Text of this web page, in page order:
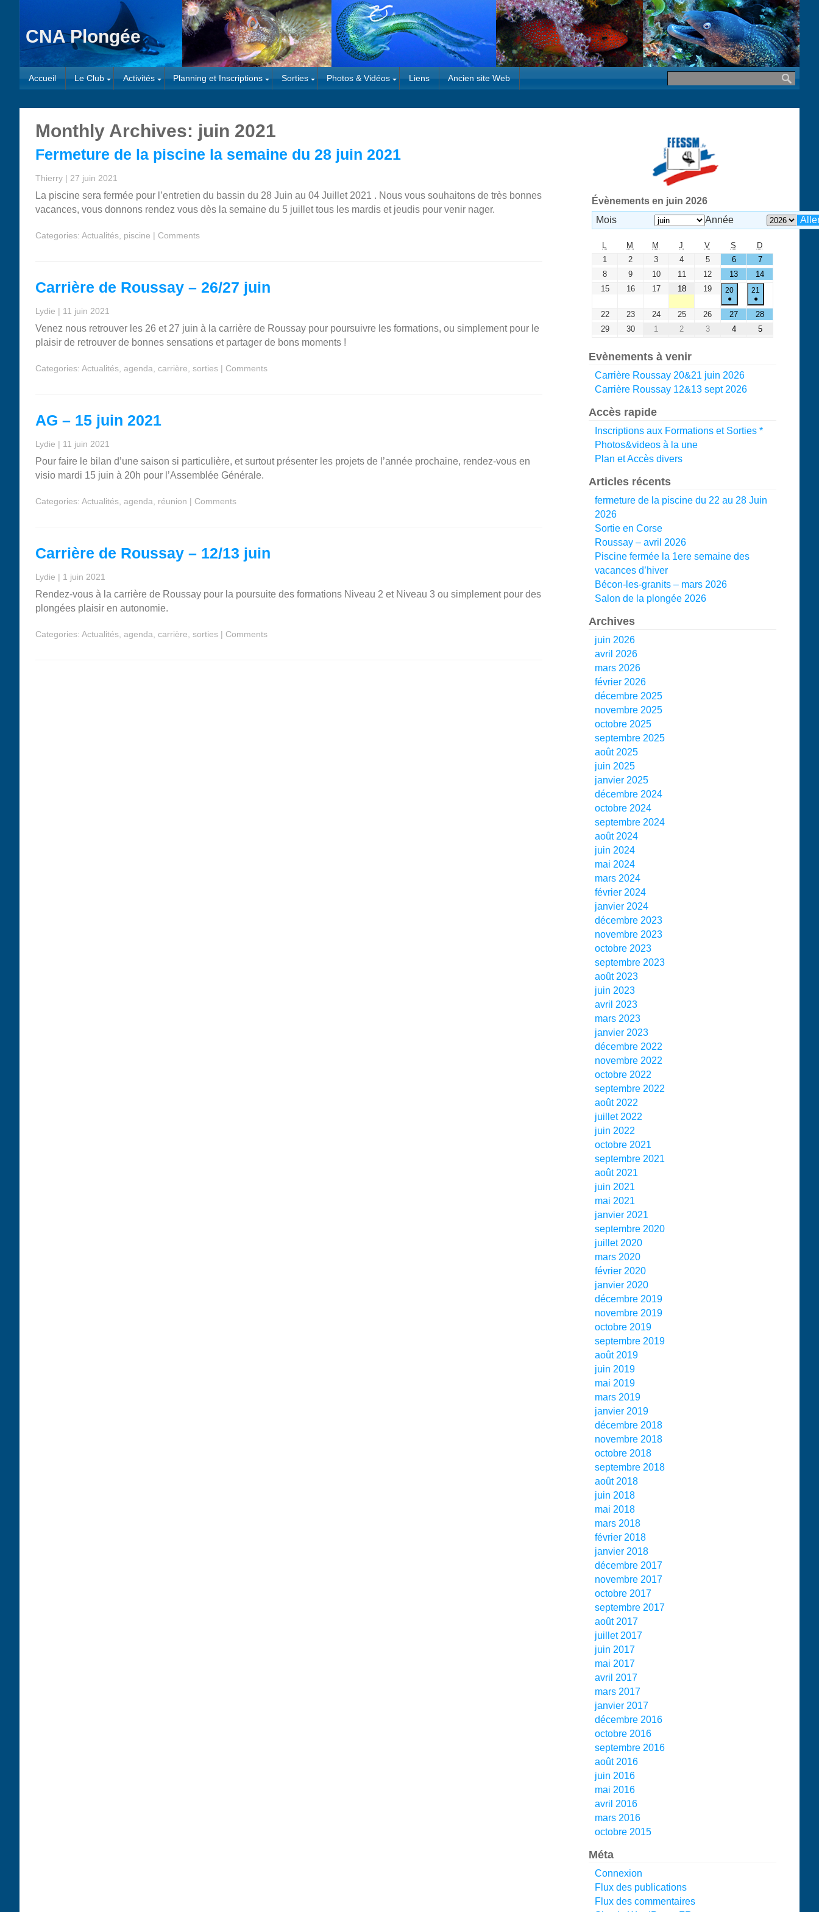
CNA Plongée
Accueil Le Club Activités Planning et Inscriptions Sorties Photos & Vidéos Liens Ancien site Web
Monthly Archives: juin 2021
Fermeture de la piscine la semaine du 28 juin 2021
Thierry | 27 juin 2021
La piscine sera fermée pour l’entretien du bassin du 28 Juin au 04 Juillet 2021 . Nous vous souhaitons de très bonnes
vacances, vous donnons rendez vous dès la semaine du 5 juillet tous les mardis et jeudis pour venir nager.
Categories: Actualités, piscine | Comments
Carrière de Roussay – 26/27 juin
Lydie | 11 juin 2021
Venez nous retrouver les 26 et 27 juin à la carrière de Roussay pour poursuivre les formations, ou simplement pour le
plaisir de retrouver de bonnes sensations et partager de bons moments !
Categories: Actualités, agenda carrière sorties | Comments
AG – 15 juin 2021
Lydie | 11 juin 2021
Pour faire le bilan d’une saison si particulière, et surtout présenter les projets de l’année prochaine, rendez-vous en
visio mardi 15 juin à 20h pour l’Assemblée Générale.
Categories: Actualités, agenda réunion | Comments
Carrière de Roussay – 12/13 juin
Lydie | 1 juin 2021
Rendez-vous à la carrière de Roussay pour la poursuite des formations Niveau 2 et Niveau 3 ou simplement pour des
plongées plaisir en autonomie.
Categories: Actualités, agenda carrière sorties | Comments
Évènements en juin 2026
Mois
Année
L M M J V S
D
1
2 3 4 5 6
7
8
9 10 11 12 13
14
15
16 17 18 19
20
●
21
●
22 23 24 25 26 27
28
29
30 1 2 3 4 5
Evènements à venir
Carrière Roussay 20&21 juin 2026
Carrière Roussay 12&13 sept 2026
Accès rapide
Inscriptions aux Formations et Sorties *
Photos&videos à la une
Plan et Accès divers
Articles récents
fermeture de la piscine du 22 au 28 Juin
2026
Sortie en Corse
Roussay – avril 2026
Piscine fermée la 1ere semaine des
vacances d’hiver
Bécon-les-granits – mars 2026
Salon de la plongée 2026
Archives
juin 2026
avril 2026
mars 2026
février 2026
décembre 2025
novembre 2025
octobre 2025
septembre 2025
août 2025
juin 2025
janvier 2025
décembre 2024
octobre 2024
septembre 2024
août 2024
juin 2024
mai 2024
mars 2024
février 2024
janvier 2024
décembre 2023
novembre 2023
octobre 2023
septembre 2023
août 2023
juin 2023
avril 2023
mars 2023
janvier 2023
décembre 2022
novembre 2022
octobre 2022
septembre 2022
août 2022
juillet 2022
juin 2022
octobre 2021
septembre 2021
août 2021
juin 2021
mai 2021
janvier 2021
septembre 2020
juillet 2020
mars 2020
février 2020
janvier 2020
décembre 2019
novembre 2019
octobre 2019
septembre 2019
août 2019
juin 2019
mai 2019
mars 2019
janvier 2019
décembre 2018
novembre 2018
octobre 2018
septembre 2018
août 2018
juin 2018
mai 2018
mars 2018
février 2018
janvier 2018
décembre 2017
novembre 2017
octobre 2017
septembre 2017
août 2017
juillet 2017
juin 2017
mai 2017
avril 2017
mars 2017
janvier 2017
décembre 2016
octobre 2016
septembre 2016
août 2016
juin 2016
mai 2016
avril 2016
mars 2016
octobre 2015
Méta
Connexion
Flux des publications
Flux des commentaires